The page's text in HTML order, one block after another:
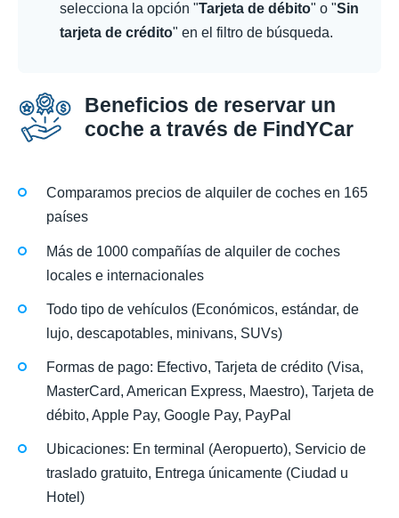
selecciona la opción "Tarjeta de débito" o "Sin
tarjeta de crédito" en el filtro de búsqueda.
Beneficios de reservar un
coche a través de FindYCar
Comparamos precios de alquiler de coches en 165
países
Más de 1000 compañías de alquiler de coches
locales e internacionales
Todo tipo de vehículos (Económicos, estándar, de
lujo, descapotables, minivans, SUVs)
Formas de pago: Efectivo, Tarjeta de crédito (Visa,
MasterCard, American Express, Maestro), Tarjeta de
débito, Apple Pay, Google Pay, PayPal
Ubicaciones: En terminal (Aeropuerto), Servicio de
traslado gratuito, Entrega únicamente (Ciudad u
Hotel)